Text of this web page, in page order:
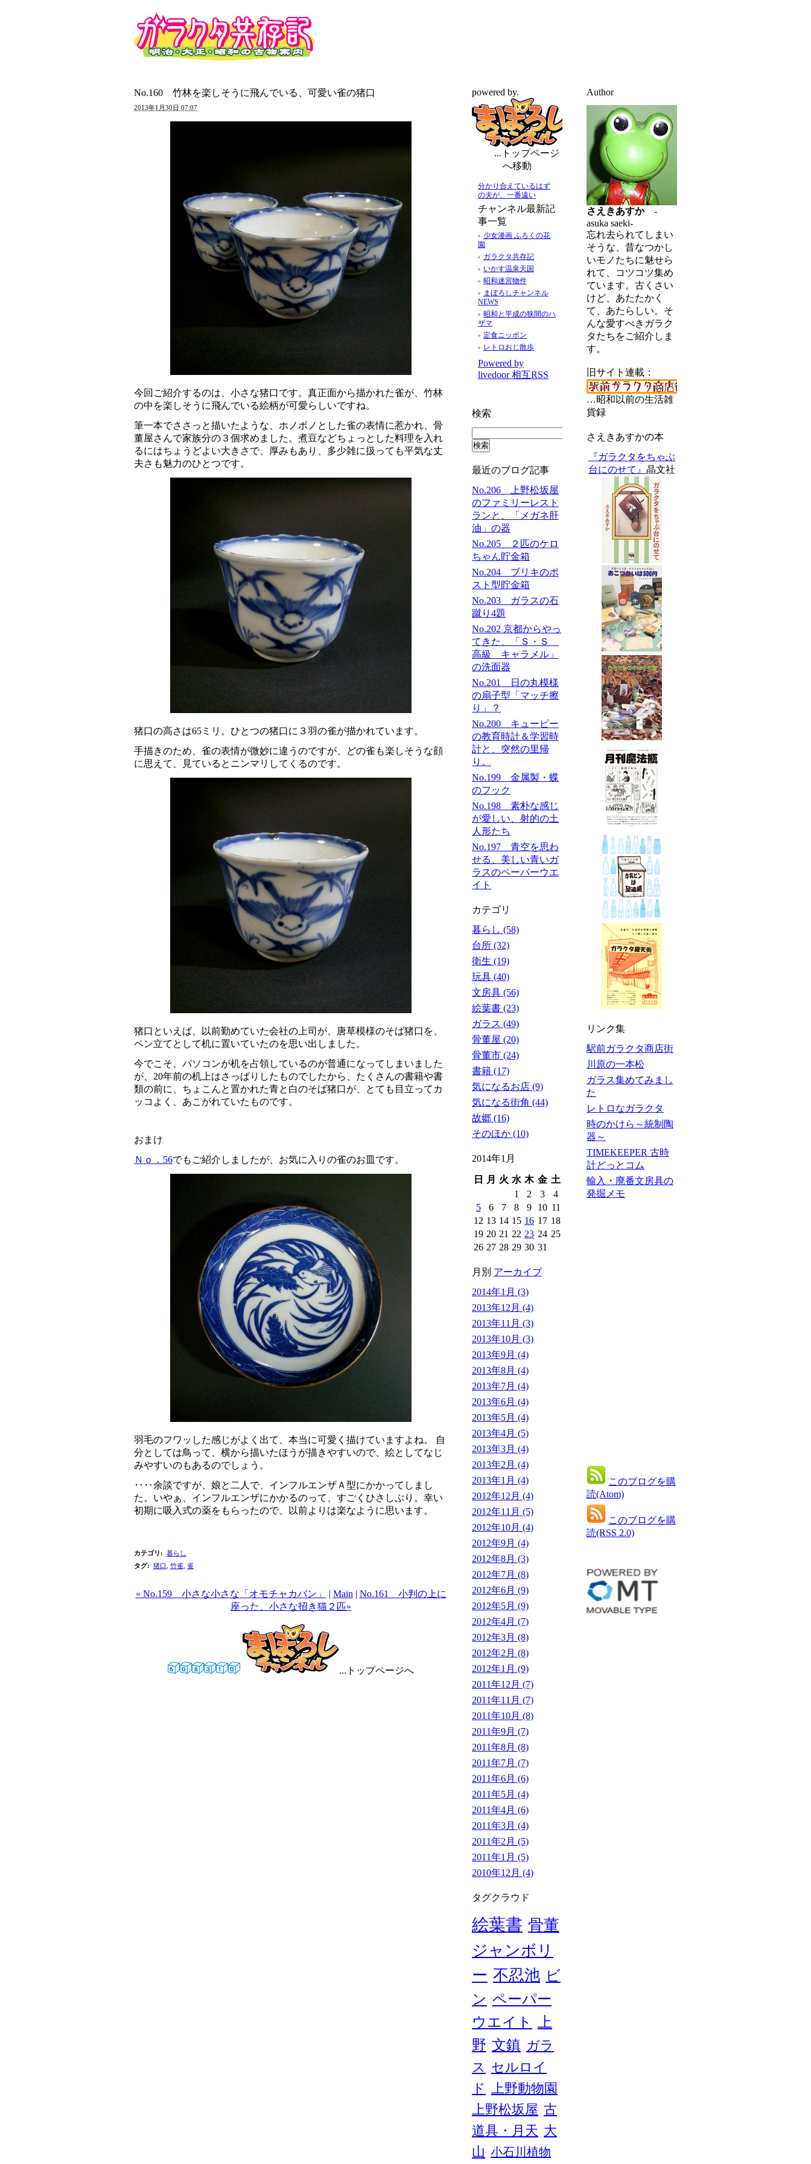
No.160 竹林を楽しそうに飛んでいる、可愛い雀の猪口
2013年1月30日 07:07
今回ご紹介するのは、小さな猪口です。真正面から描かれた雀が、竹林
の中を楽しそうに飛んでいる絵柄が可愛らしいですね。
筆一本でささっと描いたような、ホノボノとした雀の表情に惹かれ、骨
董屋さんで家族分の３個求めました。煮豆などちょっとした料理を入れ
るにはちょうどよい大きさで、厚みもあり、多少雑に扱っても平気な丈
夫さも魅力のひとつです。
猪口の高さは65ミリ。ひとつの猪口に３羽の雀が描かれています。
手描きのため、雀の表情が微妙に違うのですが、どの雀も楽しそうな顔
に思えて、見ているとニンマリしてくるのです。
猪口といえば、以前勤めていた会社の上司が、唐草模様のそば猪口を、
ペン立てとして机に置いていたのを思い出しました。
今でこそ、パソコンが机を占領しているのが普通になってしまいました
が、20年前の机上はさっぱりしたものでしたから、たくさんの書籍や書
類の前に、ちょこんと置かれた青と白のそば猪口が、とても目立ってカ
ッコよく、あこがれていたものです。
おまけ
Ｎｏ．56でもご紹介しましたが、お気に入りの雀のお皿です。
羽毛のフワッした感じがよく出て、本当に可愛く描けていますよね。 自
分としては鳥って、横から描いたほうが描きやすいので、絵としてなじ
みやすいのもあるのでしょう。
‥‥余談ですが、娘と二人で、インフルエンザＡ型にかかってしまし
た。いやぁ、インフルエンザにかかるのって、すごくひさしぶり。幸い
初期に吸入式の薬をもらったので、以前よりは楽なように思います。
カテゴリ : 暮らし
タグ: 猪口 竹雀, 雀
« No.159 小さな小さな「オモチャカバン」 | Main | No.161 小判の上に
座った、小さな招き猫２匹»
...トップページへ
Author
さえきあすか-
asuka saeki-
忘れ去られてしまい
そうな、昔なつかし
いモノたちに魅せら
れて、コツコツ集め
ています。古くさい
けど、あたたかく
て、あたらしい。そ
んな愛すべきガラク
タたちをご紹介しま
す。
旧サイト連載：
…昭和以前の生活雑
貨録
さえきあすかの本
『ガラクタをちゃぶ
台にのせて』 晶文社
リンク集
駅前ガラクタ商店街
川原の一本松
ガラス集めてみまし
た
レトロなガラクタ
時のかけら～統制陶
器～
TIMEKEEPER 古時
計どっとコム
輸入・廃番文房具の
発掘メモ
このブログを購
読(Atom)
このブログを購
読(RSS 2.0)
powered by.
...トップページ
へ移動
分かり合えているはず
の夫が、一番遠い
チャンネル最新記
事一覧
少女漫画 ふろくの花
園
ガラクタ共存記
いかす温泉天国
昭和迷宮物件
まぼろしチャンネル
NEWS
昭和と平成の狭間のハ
ザマ
定食ニッポン
レトロおじ散歩
Powered by
livedoor 相互RSS
検索
最近のブログ記事
No.206 上野松坂屋
のファミリーレスト
ランと、「メガネ肝
油」の器
No.205 ２匹のケロ
ちゃん貯金箱
No.204 ブリキのポ
スト型貯金箱
No.203 ガラスの石
蹴り4題
No.202 京都からやっ
てきた、「Ｓ・Ｓ
高級 キャラメル」
の洗面器
No.201 日の丸模様
の扇子型「マッチ擦
り」？
No.200 キューピー
の教育時計＆学習時
計と、突然の里帰
り。
No.199 金属製・蝶
のフック
No.198 素朴な感じ
が愛しい、射的の土
人形たち
No.197 青空を思わ
せる、美しい青いガ
ラスのペーパーウエ
イト
カテゴリ
暮らし (58)
台所 (32)
衛生 (19)
玩具 (40)
文房具 (56)
絵葉書 (23)
ガラス (49)
骨董屋 (20)
骨董市 (24)
書籍 (17)
気になるお店 (9)
気になる街角 (44)
故郷 (16)
そのほか (10)
2014年1月
日 月 火 水 木 金 土
1
2 3
4
5
6 7 8 9 10 11
12 13 14 15 16 17 18
19 20 21 22 23 24 25
26 27 28 29 30 31
月別 アーカイブ
2014年1月 (3)
2013年12月 (4)
2013年11月 (3)
2013年10月 (3)
2013年9月 (4)
2013年8月 (4)
2013年7月 (4)
2013年6月 (4)
2013年5月 (4)
2013年4月 (5)
2013年3月 (4)
2013年2月 (4)
2013年1月 (4)
2012年12月 (4)
2012年11月 (5)
2012年10月 (4)
2012年9月 (4)
2012年8月 (3)
2012年7月 (8)
2012年6月 (9)
2012年5月 (9)
2012年4月 (7)
2012年3月 (8)
2012年2月 (8)
2012年1月 (9)
2011年12月 (7)
2011年11月 (7)
2011年10月 (8)
2011年9月 (7)
2011年8月 (8)
2011年7月 (7)
2011年6月 (6)
2011年5月 (4)
2011年4月 (6)
2011年3月 (4)
2011年2月 (5)
2011年1月 (5)
2010年12月 (4)
タグクラウド
絵葉書 骨董
ジャンボリ
ー 不忍池 ビ
ン ペーパー
ウエイト
上
野 文鎮 ガラ
ス セルロイ
ド 上野動物園
上野松坂屋 古
道具・月天 大
山 小石川植物